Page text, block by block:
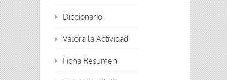
Diccionario
Valora la Actividad
Ficha Resumen